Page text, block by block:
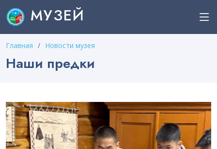
МУЗЕЙ
Главная Новости музея
Наши предки